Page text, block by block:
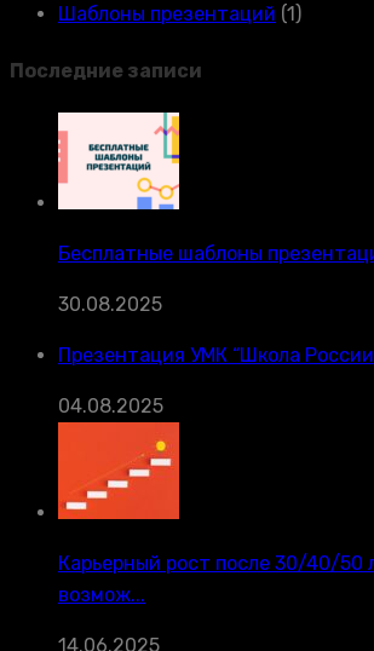
Шаблоны презентаций (1)
Последние записи
Бесплатные шаблоны
30.08.2025
Презентация УМК “Школа
04.08.2025
Карьерный рост после 30/40/50
возмож...
14.06.2025